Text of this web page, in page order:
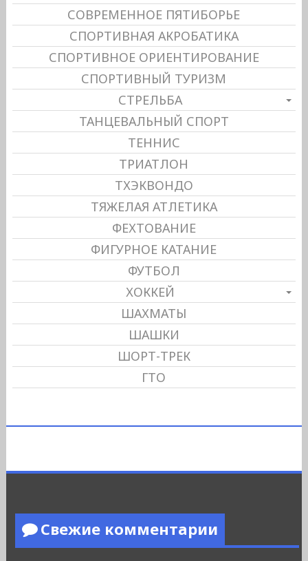
СОВРЕМЕННОЕ ПЯТИБОРЬЕ
СПОРТИВНАЯ АКРОБАТИКА
СПОРТИВНОЕ ОРИЕНТИРОВАНИЕ
СПОРТИВНЫЙ ТУРИЗМ
СТРЕЛЬБА
ТАНЦЕВАЛЬНЫЙ СПОРТ
ТЕННИС
ТРИАТЛОН
ТХЭКВОНДО
ТЯЖЕЛАЯ АТЛЕТИКА
ФЕХТОВАНИЕ
ФИГУРНОЕ КАТАНИЕ
ФУТБОЛ
ХОККЕЙ
ШАХМАТЫ
ШАШКИ
ШОРТ-ТРЕК
ГТО
Свежие комментарии